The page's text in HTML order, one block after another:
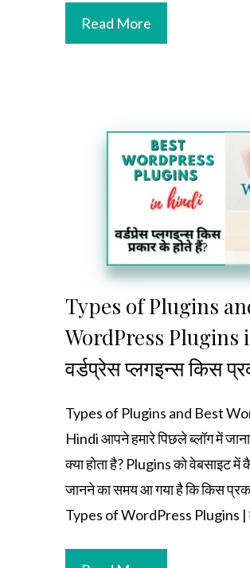
Read More
Types of Plugins
WordPress Plugins
वर्डप्रेस प्लगइन्स किस
Types of Plugins and Best
Hindi आपने हमारे पिछले ब्लॉग में
क्या होता है? Plugins को वेबसाइट
जानने का समय आ गया है कि किस
Types of WordPress Plugins |